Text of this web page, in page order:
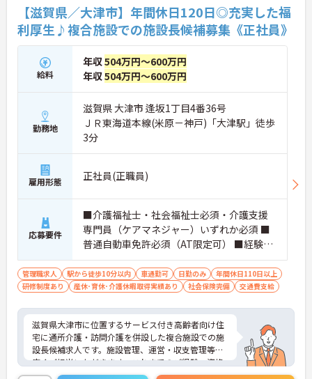
【滋賀県／大津市】年間休日120日◎充実した福
利厚生♪複合施設での施設長候補募集《正社員》
給料
年収504万円～600万円
年収504万円～600万円
勤務地
滋賀県 大津市 逢坂1丁目4番36号
ＪＲ東海道本線(米原－神戸)「大津駅」徒歩
3分
雇用形態 正社員(正職員)
応募要件
■介護福祉士・社会福祉士必須・介護支援
専門員（ケアマネジャー）いずれか必須 ■
普通自動車免許必須（AT限定可） ■経験5
年以上
管理職求人 駅から徒歩10分以内 車通勤可 日勤のみ
年間休日110日以上
研修制度あり
産休･育休･介護休暇取得実績あり 社会保険完備 交通費支給
滋賀県大津市に位置するサービス付き高齢者向け住
宅に通所介護・訪問介護を併設した複合施設での施
設長候補求人です。施設管理、運営・収支管理等幅
広くご担当いただきます。これまでのご経験、資格
を活かしてご活躍いただけます。年間休日は120日